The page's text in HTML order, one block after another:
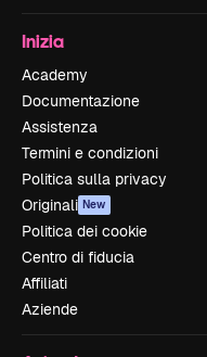
Inizia
Academy
Documentazione
Assistenza
Termini e condizioni
Politica sulla privacy
Originali New
Politica dei cookie
Centro di fiducia
Affiliati
Aziende